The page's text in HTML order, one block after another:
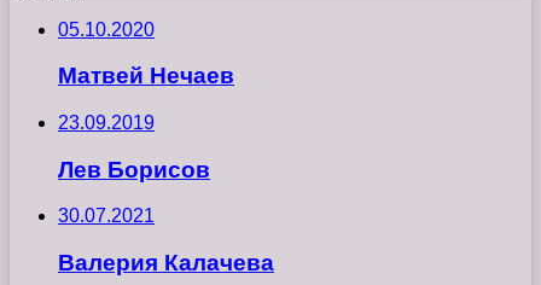
05.10.2020
Матвей Нечаев
23.09.2019
Лев Борисов
30.07.2021
Валерия Калачева